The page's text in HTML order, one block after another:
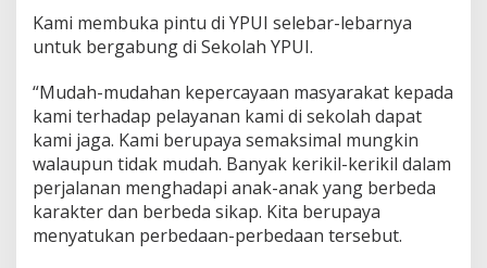
Kami membuka pintu di YPUI selebar-lebarnya
untuk bergabung di Sekolah YPUI.
“Mudah-mudahan kepercayaan masyarakat kepada
kami terhadap pelayanan kami di sekolah dapat
kami jaga. Kami berupaya semaksimal mungkin
walaupun tidak mudah. Banyak kerikil-kerikil dalam
perjalanan menghadapi anak-anak yang berbeda
karakter dan berbeda sikap. Kita berupaya
menyatukan perbedaan-perbedaan tersebut.